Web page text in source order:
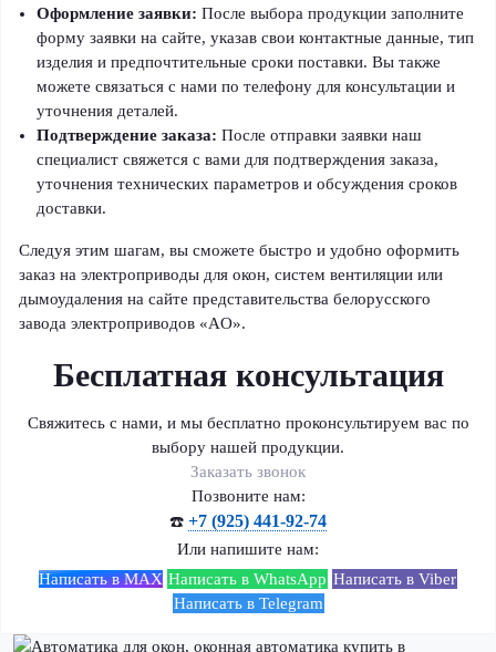
Оформление заявки: После выбора продукции заполните
форму заявки на сайте, указав свои контактные данные, тип
изделия и предпочтительные сроки поставки. Вы также
можете связаться с нами по телефону для консультации и
уточнения деталей.
Подтверждение заказа: После отправки заявки наш
специалист свяжется с вами для подтверждения заказа,
уточнения технических параметров и обсуждения сроков
доставки.
Следуя этим шагам, вы сможете быстро и удобно оформить
заказ на электроприводы для окон, систем вентиляции или
дымоудаления на сайте представительства белорусского
завода электроприводов «AO».
Бесплатная консультация
Свяжитесь с нами, и мы бесплатно проконсультируем вас по
выбору нашей продукции.
Заказать звонок
Позвоните нам:
☎️ +7 (925) 441-92-74
Или напишите нам:
Написать в MAX Написать в WhatsApp Написать в Viber
Написать в Telegram